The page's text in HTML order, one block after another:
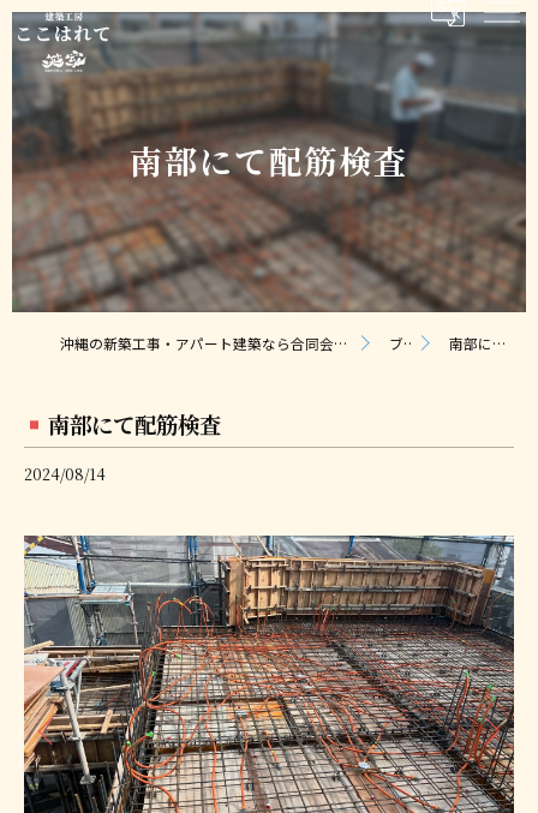
南部にて配筋検査
沖縄の新築工事・アパート建築なら合同会社ここはれて｜無料相談・見積り対応 ブログ 南部にて配筋検査
南部にて配筋検査
2024/08/14